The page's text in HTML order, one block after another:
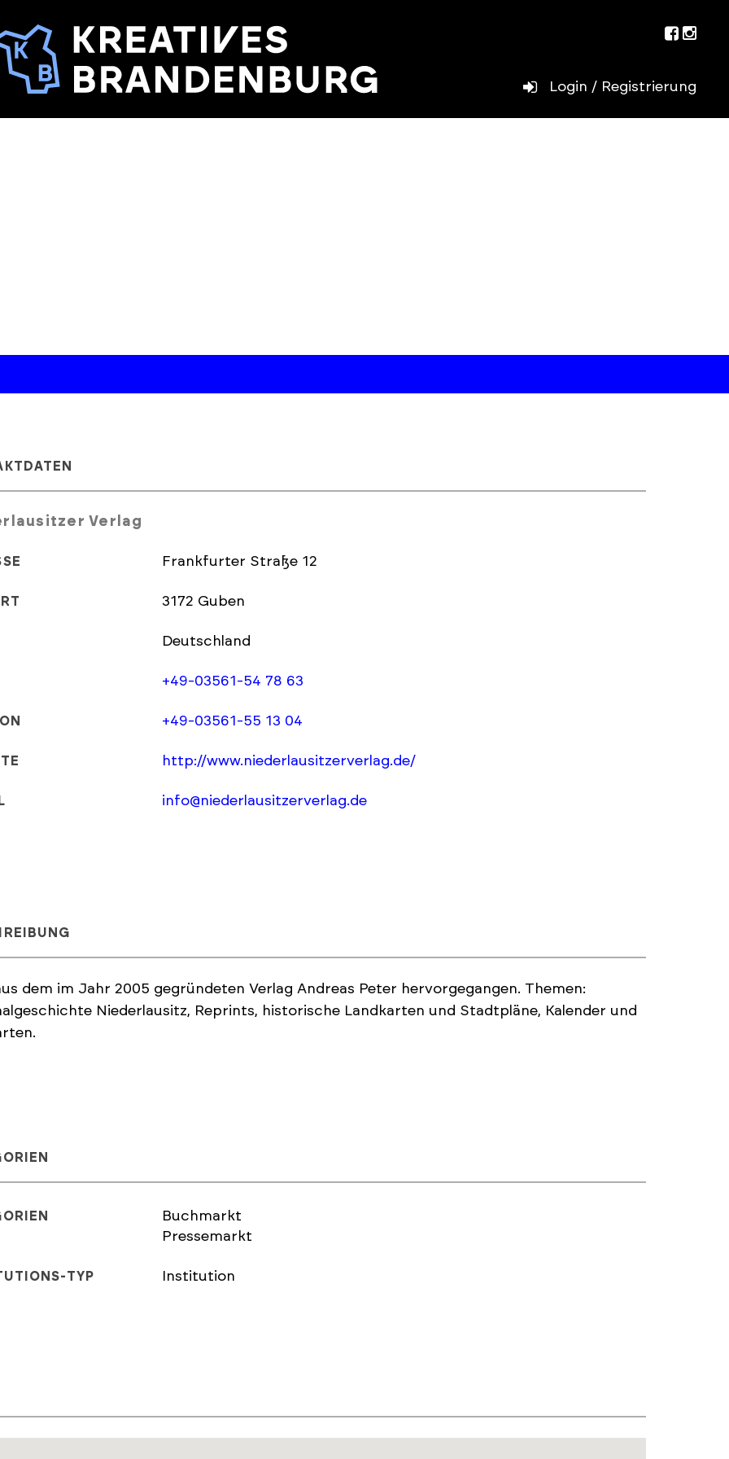
Login / Registrierung
Verlag
Frankfurter Straße 12
3172 Guben
Deutschland
+49-03561-54 78 63
+49-03561-55 13 04
http://www.niederlausitzerverlag.de/
info@niederlausitzerverlag.de
dem im Jahr 2005 gegründeten Verlag Andreas Peter hervorgegangen. Themen:
Niederlausitz, Reprints, historische Landkarten und Stadtpläne, Kalender und
Buchmarkt
Pressemarkt
TYP Institution